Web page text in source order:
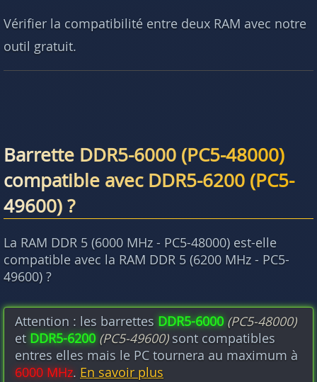
Vérifier la compatibilité entre deux RAM avec notre
outil gratuit.
Barrette DDR5-6000 (PC5-48000)
compatible avec DDR5-6200 (PC5-
49600) ?
La RAM DDR 5 (6000 MHz - PC5-48000) est-elle
compatible avec la RAM DDR 5 (6200 MHz - PC5-
49600) ?
Attention : les barrettes DDR5-6000 (PC5-48000)
et DDR5-6200 (PC5-49600)sont compatibles
entres elles mais le PC tournera au maximum à
6000 MHz. En savoir plus